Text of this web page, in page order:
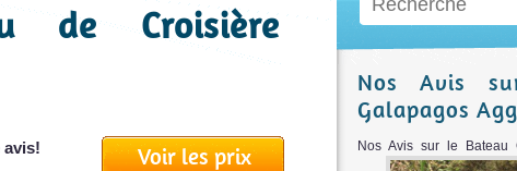
de Croisière
Voir les prix
avis!
Nos Avis
Galapagos
Nos Avis sur le Bateau